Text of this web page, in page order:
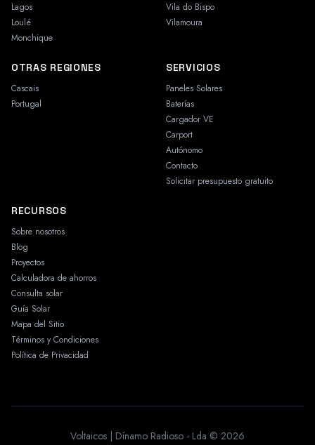
Lagos
Loulé
Monchique
Vila do Bispo
Vilamoura
OTRAS REGIONES
Cascais
Portugal
SERVICIOS
Paneles Solares
Baterías
Cargador VE
Carport
Autónomo
Contacto
Solicitar presupuesto gratuito
RECURSOS
Sobre nosotros
Blog
Proyectos
Calculadora de ahorros
Consulta solar
Guía Solar
Mapa del Sitio
Términos y Condiciones
Política de Privacidad
Voltaicos | Dínamo Radioso - Lda © 2026